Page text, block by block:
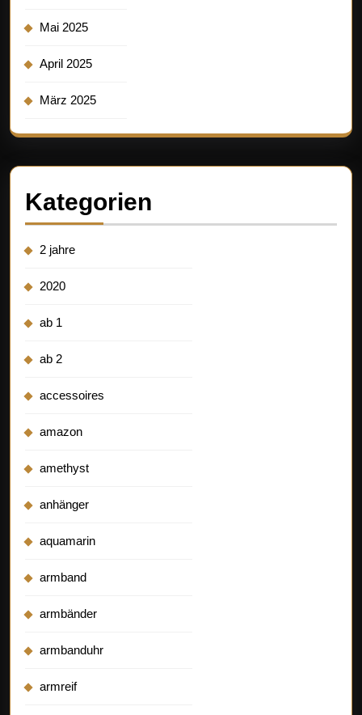
Mai 2025
April 2025
März 2025
Kategorien
2 jahre
2020
ab 1
ab 2
accessoires
amazon
amethyst
anhänger
aquamarin
armband
armbänder
armbanduhr
armreif